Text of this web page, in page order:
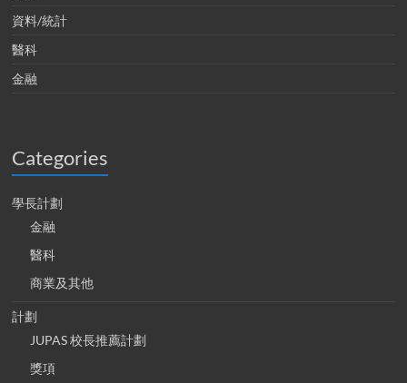
資料/統計
醫科
金融
Categories
學長計劃
金融
醫科
商業及其他
計劃
JUPAS 校長推薦計劃
獎項